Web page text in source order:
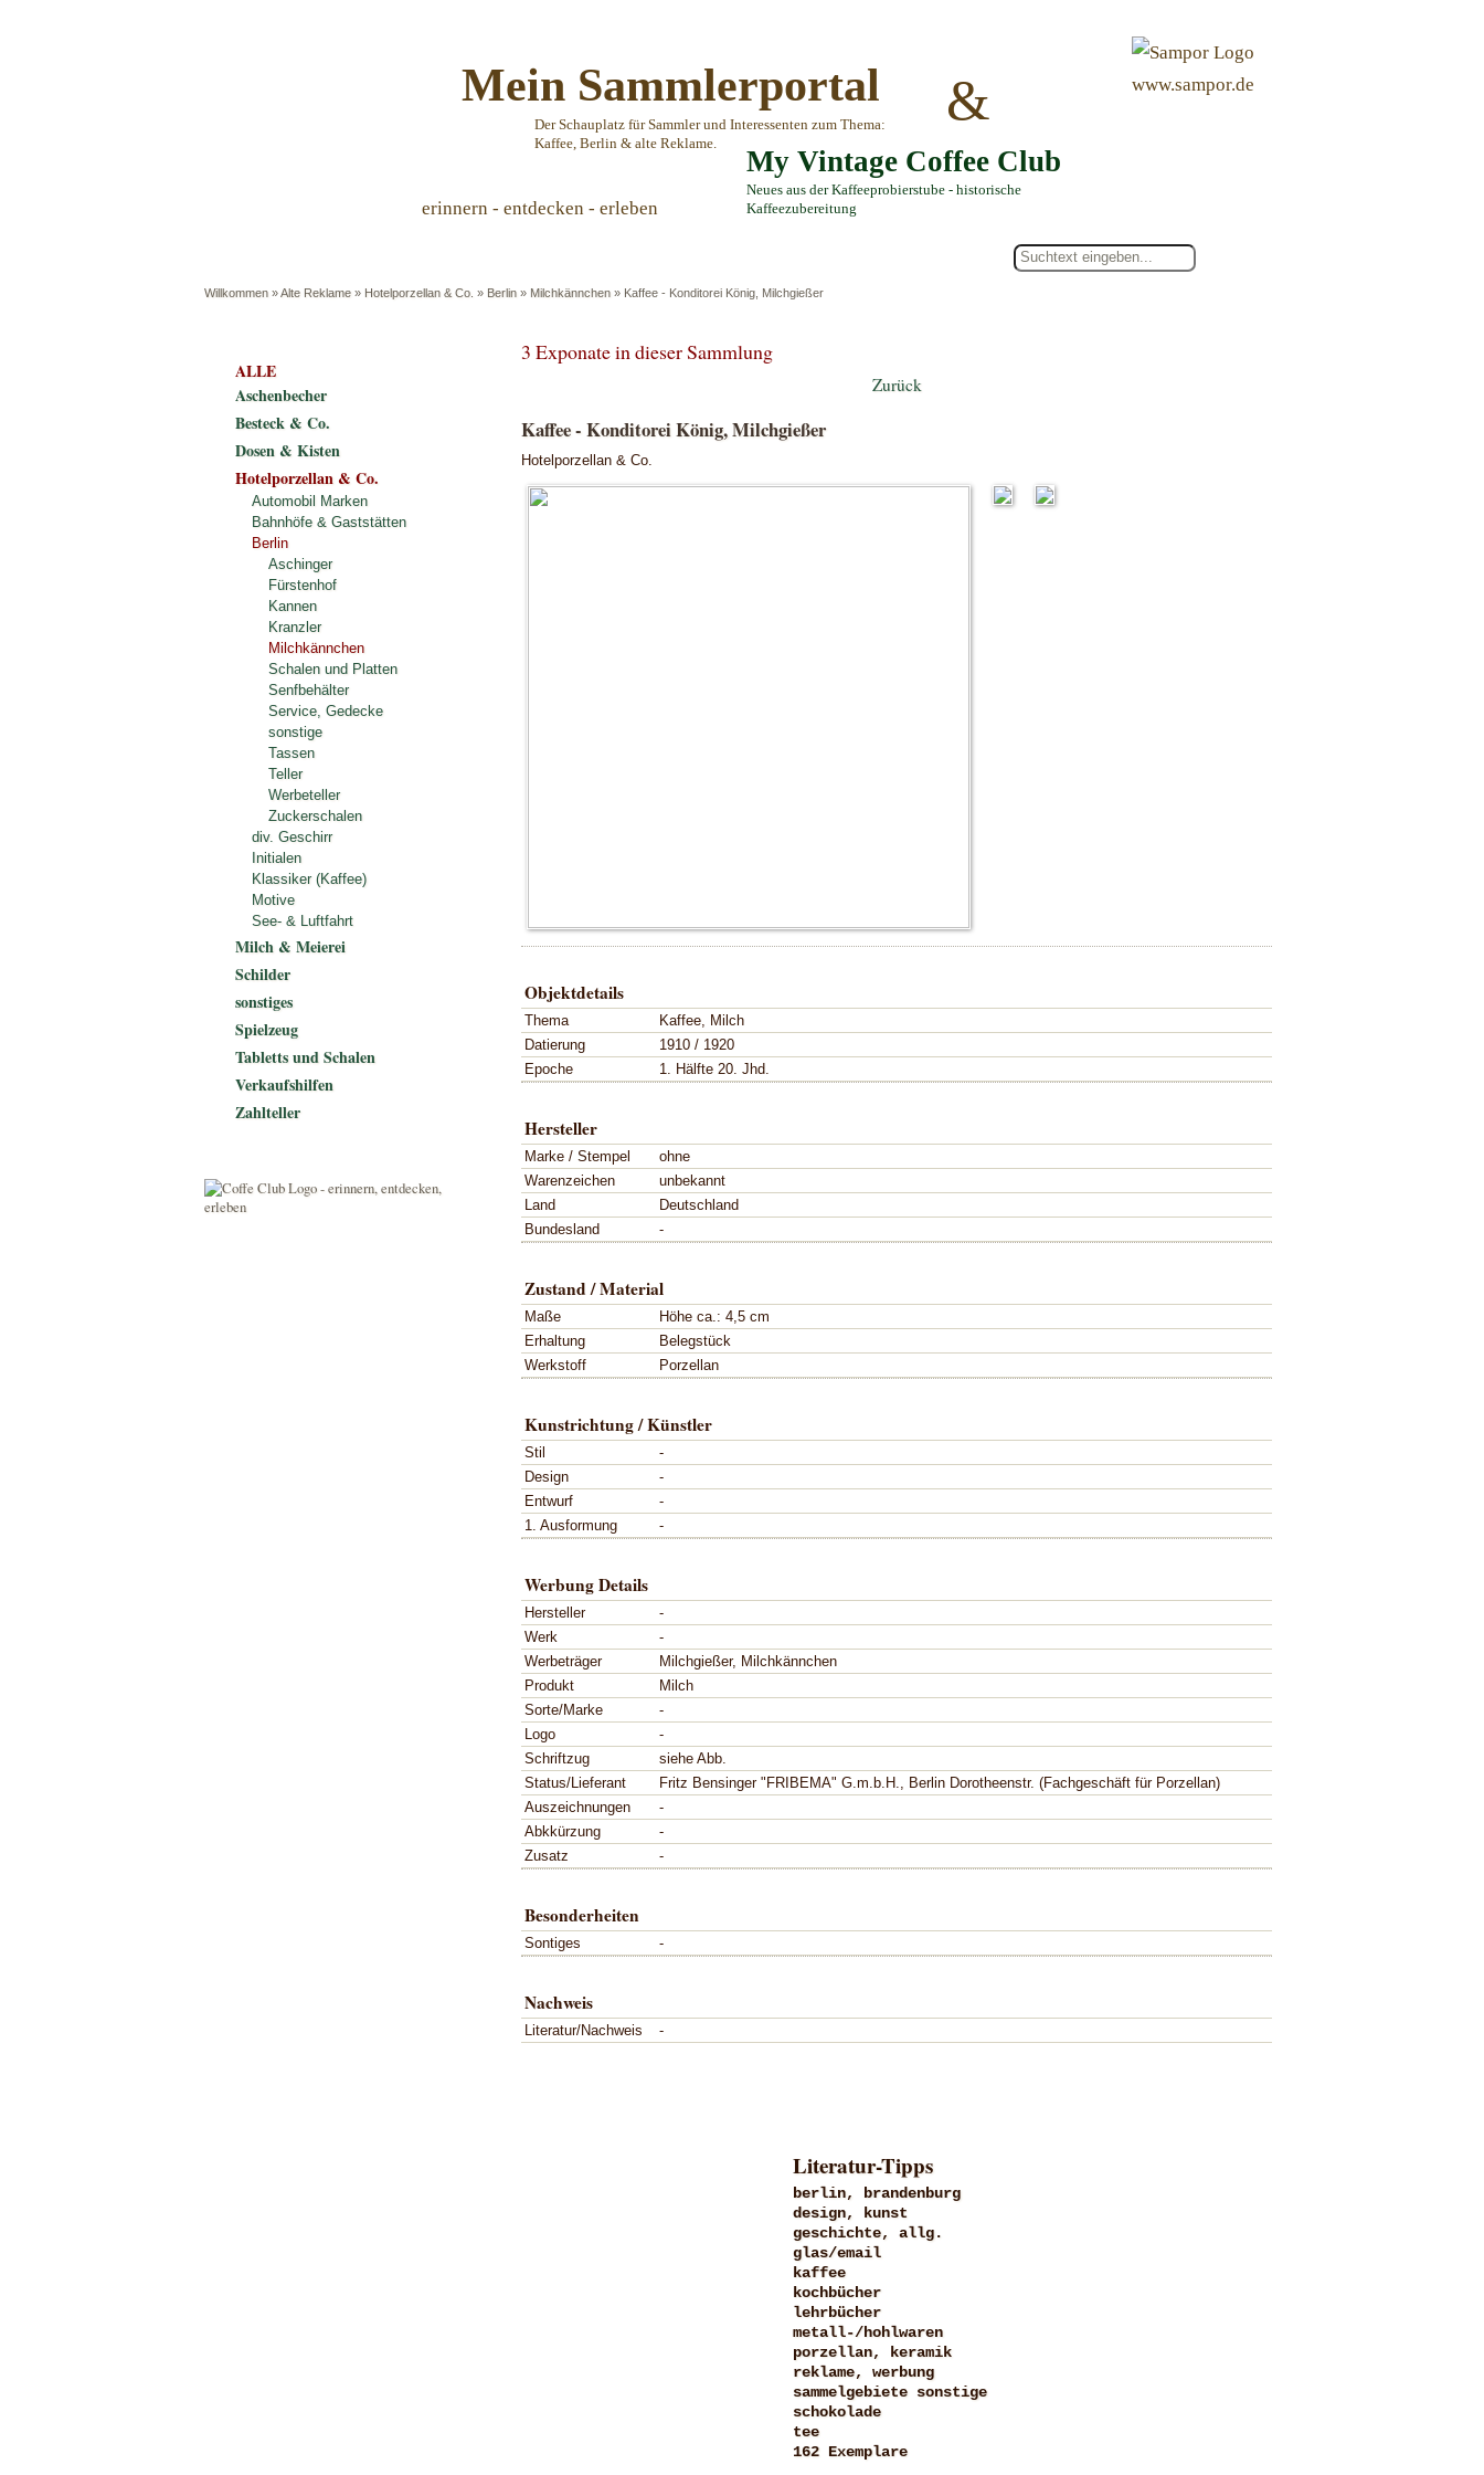
Mein Sammlerportal
Der Schauplatz für Sammler und Interessenten zum Thema:
Kaffee, Berlin & alte Reklame.
&
My Vintage Coffee Club
Neues aus der Kaffeeprobierstube - historische
Kaffeezubereitung
www.sampor.de
erinnern - entdecken - erleben
Willkommen »Alte Reklame » Hotelporzellan & Co. » Berlin » Milchkännchen » Kaffee - Konditorei König, Milchgießer
3 Exponate in dieser Sammlung
Zurück
Kaffee - Konditorei König, Milchgießer
Hotelporzellan & Co.
Objektdetails
Thema
Kaffee, Milch
Datierung
1910 / 1920
Epoche
1. Hälfte 20. Jhd.
Hersteller
Marke / Stempel
ohne
Warenzeichen
unbekannt
Land
Deutschland
Bundesland
-
Zustand / Material
Maße
Höhe ca.: 4,5 cm
Erhaltung
Belegstück
Werkstoff
Porzellan
Kunstrichtung / Künstler
Stil
-
Design
-
Entwurf
-
1. Ausformung
-
Werbung Details
Hersteller
-
Werk
-
Werbeträger
Milchgießer, Milchkännchen
Produkt
Milch
Sorte/Marke
-
Logo
-
Schriftzug
siehe Abb.
Status/Lieferant
Fritz Bensinger "FRIBEMA" G.m.b.H., Berlin Dorotheenstr. (Fachgeschäft für Porzellan)
Auszeichnungen
-
Abkkürzung
-
Zusatz
-
Besonderheiten
Sontiges -
Nachweis
Literatur/Nachweis -
ALLE
Aschenbecher
Besteck & Co.
Dosen & Kisten
Hotelporzellan & Co.
Automobil Marken
Bahnhöfe & Gaststätten
Berlin
Aschinger
Fürstenhof
Kannen
Kranzler
Milchkännchen
Schalen und Platten
Senfbehälter
Service, Gedecke
sonstige
Tassen
Teller
Werbeteller
Zuckerschalen
div. Geschirr
Initialen
Klassiker (Kaffee)
Motive
See- & Luftfahrt
Milch & Meierei
Schilder
sonstiges
Spielzeug
Tabletts und Schalen
Verkaufshilfen
Zahlteller
Literatur-Tipps
berlin, brandenburg
design, kunst
geschichte, allg.
glas/email
kaffee
kochbücher
lehrbücher
metall-/hohlwaren
porzellan, keramik
reklame, werbung
sammelgebiete sonstige
schokolade
tee
162 Exemplare